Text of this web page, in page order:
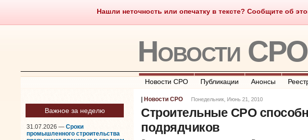
Нашли неточность или опечатку в тексте? Сообщите об
Саморегулирование Что такое СРО О портале
Новости СРО
Новости СРО Публикации Анонсы
Важное за неделю
31.07.2026 — Сроки
промышленного строительства
Новости СРО Понедельник, Июнь 21, 2010
Строительные СРО
подрядчиков